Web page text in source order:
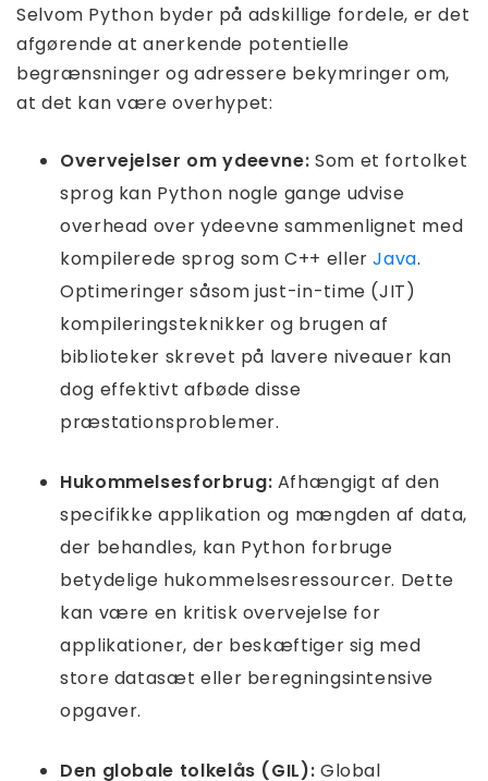
Selvom Python byder på adskillige fordele, er det
afgørende at anerkende potentielle
begrænsninger og adressere bekymringer om,
at det kan være overhypet:
Overvejelser om ydeevne: Som et fortolket
sprog kan Python nogle gange udvise
overhead over ydeevne sammenlignet med
kompilerede sprog som C++ ellerJava.
Optimeringer såsom just-in-time (JIT)
kompileringsteknikker og brugen af ​​
biblioteker skrevet på lavere niveauer kan
dog effektivt afbøde disse
præstationsproblemer.
Hukommelsesforbrug: Afhængigt af den
specifikke applikation og mængden af ​​data,
der behandles, kan Python forbruge
betydelige hukommelsesressourcer. Dette
kan være en kritisk overvejelse for
applikationer, der beskæftiger sig med
store datasæt eller beregningsintensive
opgaver.
Den globale tolkelås (GIL): Global